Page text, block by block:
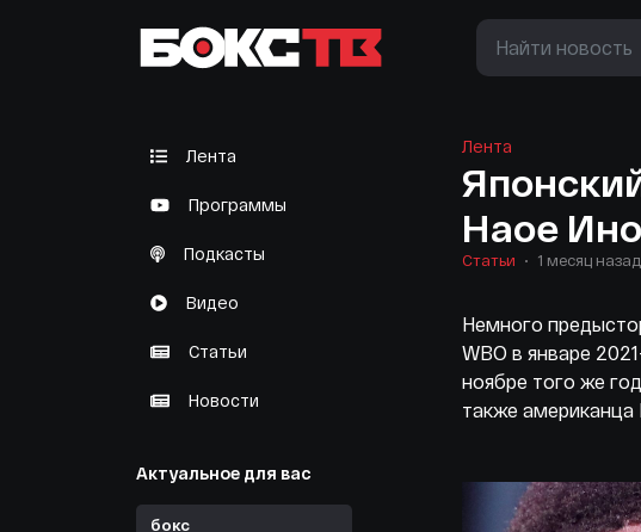
Лента
Программы
Подкасты
Видео
Статьи
Новости
Актуальное для вас
бокс
Лента
Наое
Статьи 1 месяц назад
Немного
WBO в январе
ноябре того же
также